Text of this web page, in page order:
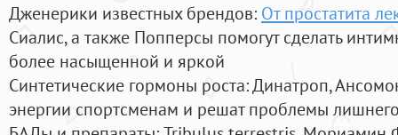
Дженерики известных брендов: От простатита
Сиалис, а также Попперсы помогут сделать
более насыщенной и яркой
Синтетические гормоны роста: Динатроп,
энергии спортсменам и решат проблемы